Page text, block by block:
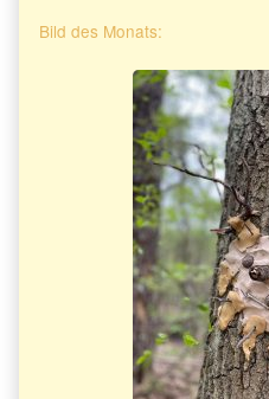
Primary
Sidebar
Bild des Monats: